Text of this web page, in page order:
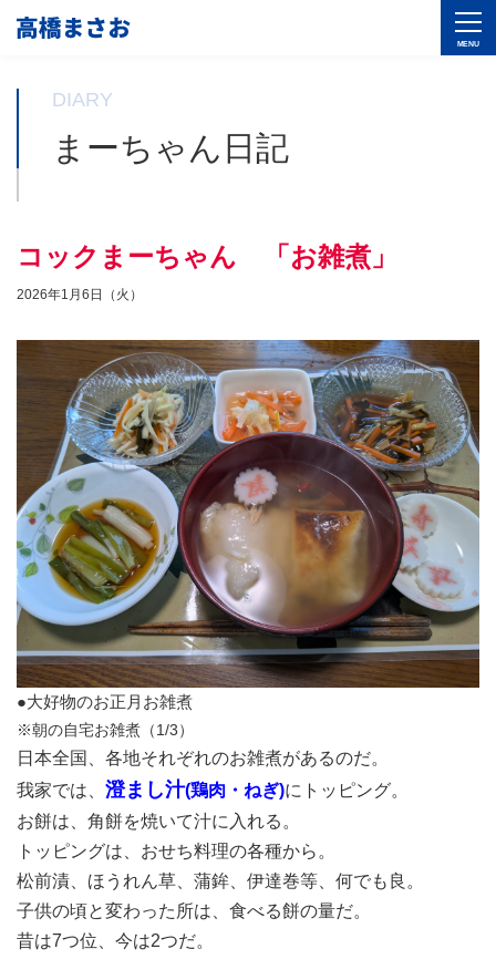
DIARY
まーちゃん日記
コックまーちゃん 「お雑煮」
2026年1月6日（火）
●大好物のお正月お雑煮
※朝の自宅お雑煮（1/3）
日本全国、各地それぞれのお雑煮があるのだ。
我家では、 澄まし汁(鶏肉・ねぎ)にトッピング。
お餅は、角餅を焼いて汁に入れる。
トッピングは、おせち料理の各種から。
松前漬、ほうれん草、蒲鉾、伊達巻等、何でも良。
子供の頃と変わった所は、食べる餅の量だ。
昔は7つ位、今は2つだ。